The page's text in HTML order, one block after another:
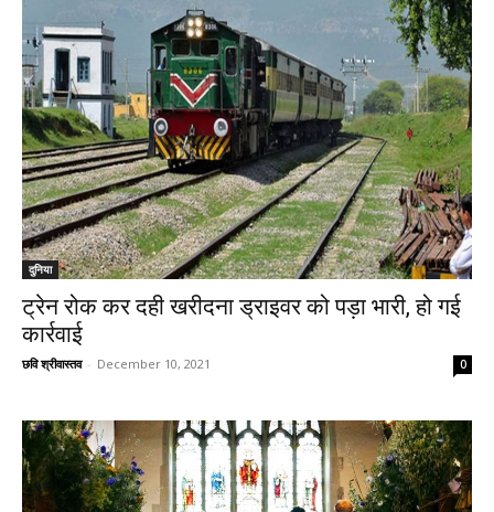
दुनिया
ट्रेन रोक कर दही खरीदना ड्राइवर को पड़ा भारी, हो गई
कार्रवाई
छवि श्रीवास्तव - December 10, 2021 0